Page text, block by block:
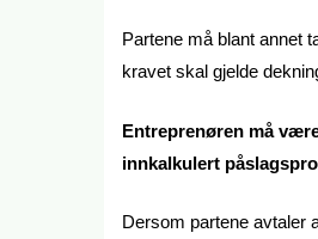
Partene må blant annet
kravet skal gjelde
Entreprenøren må
innkalkulert
Dersom partene avtaler